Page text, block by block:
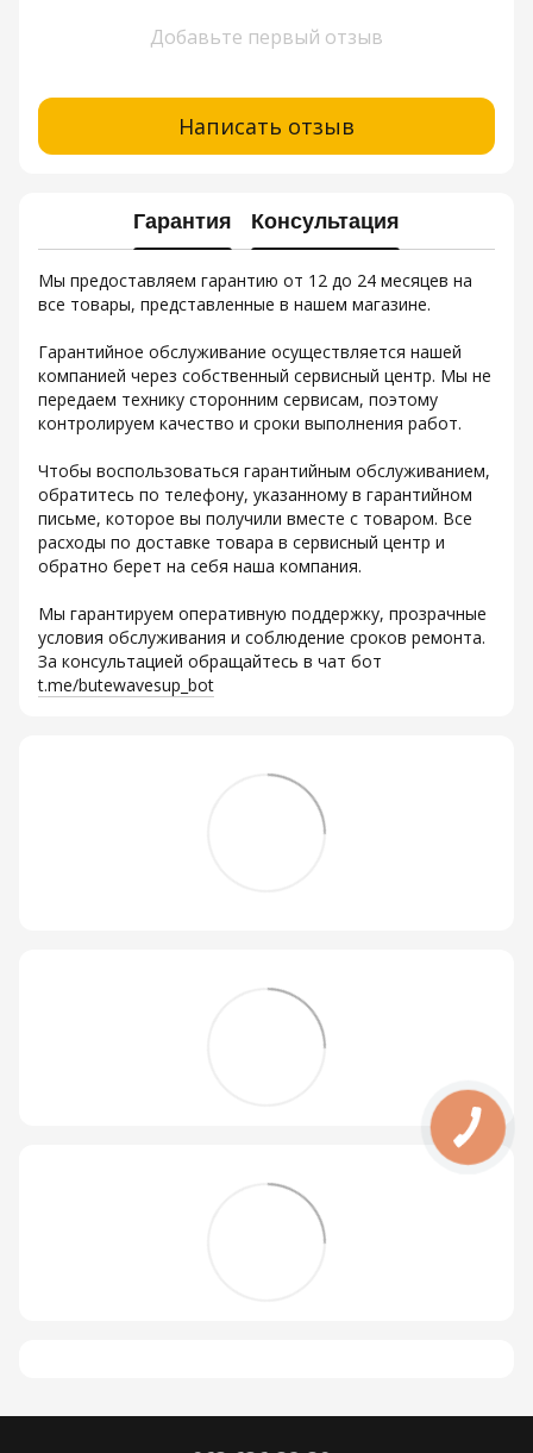
Добавьте первый отзыв
Написать отзыв
Гарантия Консультация
Мы предоставляем гарантию от 12 до 24 месяцев на
все товары, представленные в нашем магазине.
Гарантийное обслуживание осуществляется нашей
компанией через собственный сервисный центр. Мы не
передаем технику сторонним сервисам, поэтому
контролируем качество и сроки выполнения работ.
Чтобы воспользоваться гарантийным обслуживанием,
обратитесь по телефону, указанному в гарантийном
письме, которое вы получили вместе с товаром. Все
расходы по доставке товара в сервисный центр и
обратно берет на себя наша компания.
Мы гарантируем оперативную поддержку, прозрачные
условия обслуживания и соблюдение сроков ремонта.
За консультацией обращайтесь в чат бот
t.me/butewavesup_bot